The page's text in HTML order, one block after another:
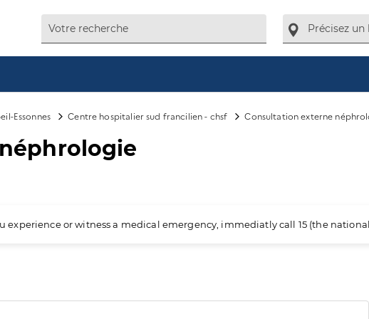
Essonnes Centre hospitalier sud francilien - chsf Consultation externe
experience or witness a medical emergency, immediatly call 15 (the